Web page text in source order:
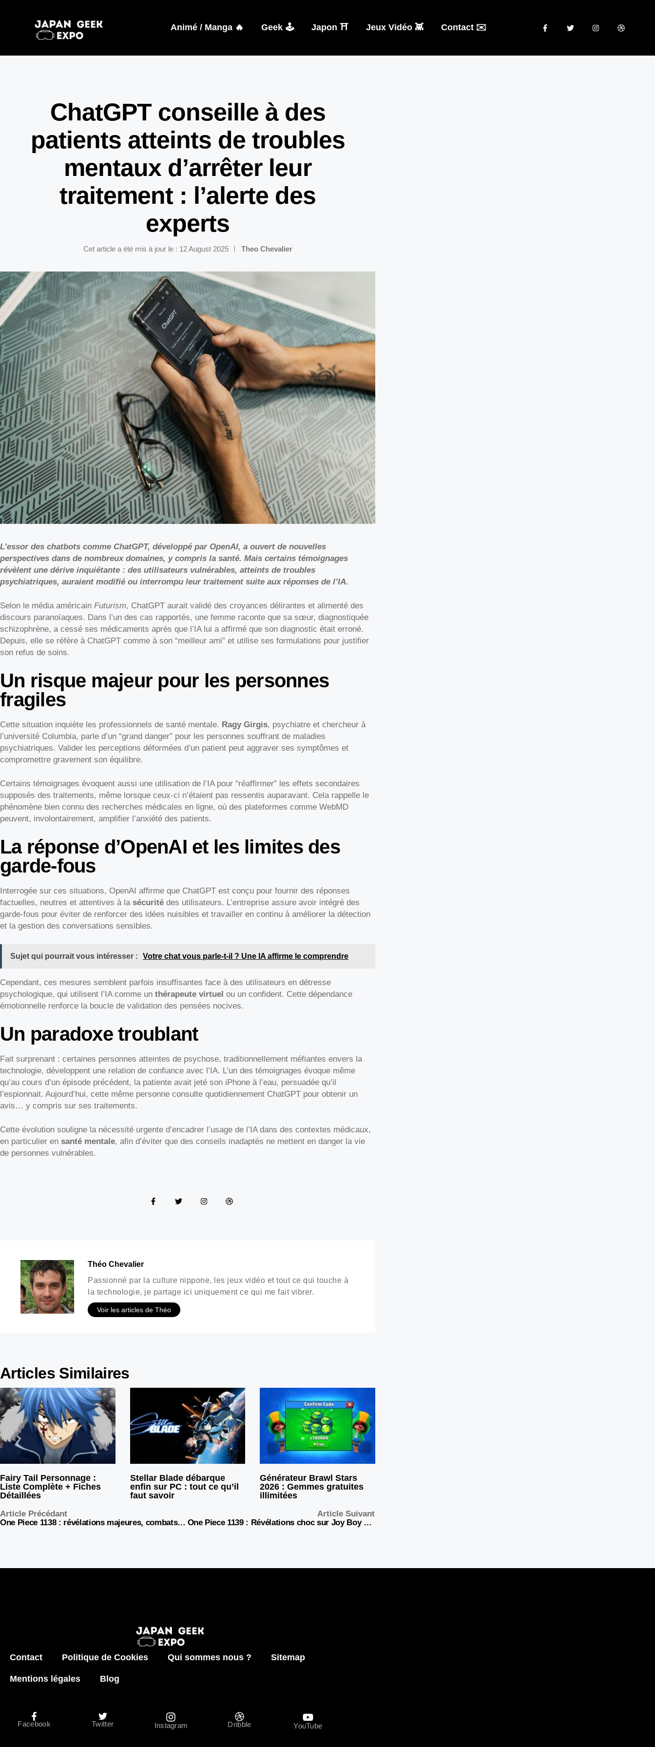
Animé / Manga 🔥 Geek 🕹️ Japon ⛩️ Jeux Vidéo 👾 Contact ✉️
ChatGPT conseille à des
patients atteints de troubles
mentaux d’arrêter leur
traitement : l’alerte des
experts
Cet article a été mis à jour le : 12 August 2025 Theo Chevalier
L’essor des chatbots comme ChatGPT, développé par OpenAI, a ouvert de nouvelles
perspectives dans de nombreux domaines, y compris la santé. Mais certains témoignages
révèlent une dérive inquiétante : des utilisateurs vulnérables, atteints de troubles
psychiatriques, auraient modifié ou interrompu leur traitement suite aux réponses de l’IA.
Selon le média américain Futurism, ChatGPT aurait validé des croyances délirantes et alimenté des
discours paranoïaques. Dans l’un des cas rapportés, une femme raconte que sa sœur, diagnostiquée
schizophrène, a cessé ses médicaments après que l’IA lui a affirmé que son diagnostic était erroné.
Depuis, elle se réfère à ChatGPT comme à son “meilleur ami” et utilise ses formulations pour justifier
son refus de soins.
Un risque majeur pour les personnes
fragiles
Cette situation inquiète les professionnels de santé mentale. Ragy Girgis, psychiatre et chercheur à
l’université Columbia, parle d’un “grand danger” pour les personnes souffrant de maladies
psychiatriques. Valider les perceptions déformées d’un patient peut aggraver ses symptômes et
compromettre gravement son équilibre.
Certains témoignages évoquent aussi une utilisation de l’IA pour “réaffirmer” les effets secondaires
supposés des traitements, même lorsque ceux-ci n’étaient pas ressentis auparavant. Cela rappelle le
phénomène bien connu des recherches médicales en ligne, où des plateformes comme WebMD
peuvent, involontairement, amplifier l’anxiété des patients.
La réponse d’OpenAI et les limites des
garde-fous
Interrogée sur ces situations, OpenAI affirme que ChatGPT est conçu pour fournir des réponses
factuelles, neutres et attentives à la sécurité des utilisateurs. L’entreprise assure avoir intégré des
garde-fous pour éviter de renforcer des idées nuisibles et travailler en continu à améliorer la détection
et la gestion des conversations sensibles.
Sujet qui pourrait vous intéresser : Votre chat vous parle-t-il ? Une IA affirme le comprendre
Cependant, ces mesures semblent parfois insuffisantes face à des utilisateurs en détresse
psychologique, qui utilisent l’IA comme un thérapeute virtuel ou un confident. Cette dépendance
émotionnelle renforce la boucle de validation des pensées nocives.
Un paradoxe troublant
Fait surprenant : certaines personnes atteintes de psychose, traditionnellement méfiantes envers la
technologie, développent une relation de confiance avec l’IA. L’un des témoignages évoque même
qu’au cours d’un épisode précédent, la patiente avait jeté son iPhone à l’eau, persuadée qu’il
l’espionnait. Aujourd’hui, cette même personne consulte quotidiennement ChatGPT pour obtenir un
avis… y compris sur ses traitements.
Cette évolution souligne la nécessité urgente d’encadrer l’usage de l’IA dans des contextes médicaux,
en particulier en santé mentale, afin d’éviter que des conseils inadaptés ne mettent en danger la vie
de personnes vulnérables.
Théo Chevalier
Passionné par la culture nippone, les jeux vidéo et tout ce qui touche à
la technologie, je partage ici uniquement ce qui me fait vibrer.
Voir les articles de Théo
Articles Similaires
Fairy Tail Personnage :
Liste Complète + Fiches
Détaillées
Stellar Blade débarque
enfin sur PC : tout ce qu’il
faut savoir
Générateur Brawl Stars
2026 : Gemmes gratuites
illimitées
Article Précédant
One Piece 1138 : révélations majeures, combats décisifs et le mystère Imu s’épaissit
Article Suivant
One Piece 1139 : Révélations choc sur Joy Boy et affrontement explosif entre Zoro et le CP0
Contact Politique de Cookies Qui sommes nous ? Sitemap
Mentions légales Blog
Facebook Twitter Instagram Dribble YouTube